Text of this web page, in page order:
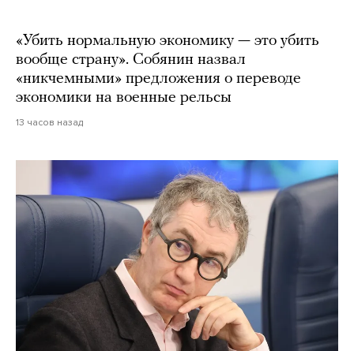
«Убить нормальную экономику — это убить
вообще страну». Собянин назвал
«никчемными» предложения о переводе
экономики на военные рельсы
13 часов назад